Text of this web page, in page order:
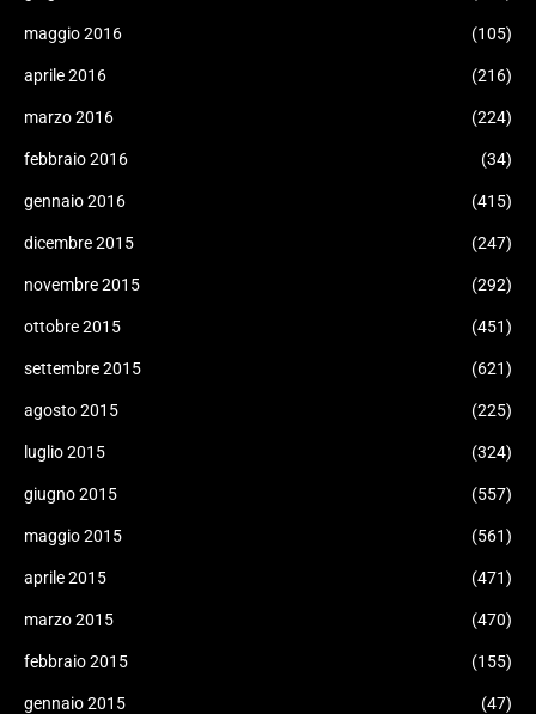
maggio 2016 (105)
aprile 2016 (216)
marzo 2016 (224)
febbraio 2016 (34)
gennaio 2016 (415)
dicembre 2015 (247)
novembre 2015 (292)
ottobre 2015 (451)
settembre 2015 (621)
agosto 2015 (225)
luglio 2015 (324)
giugno 2015 (557)
maggio 2015 (561)
aprile 2015 (471)
marzo 2015 (470)
febbraio 2015 (155)
gennaio 2015 (47)